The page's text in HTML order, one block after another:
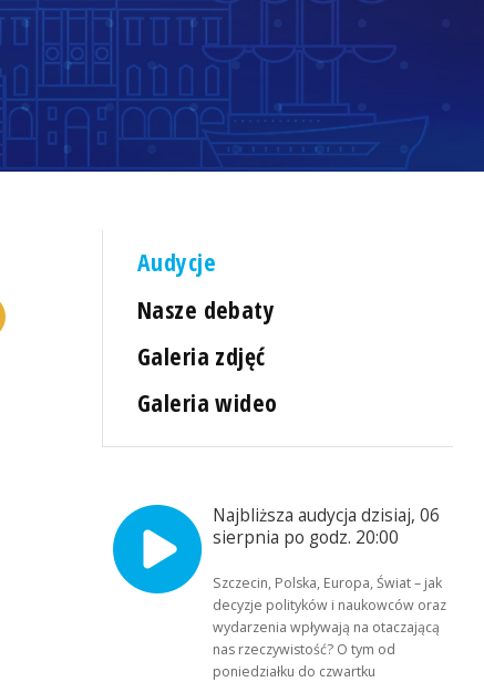
Audycje
Nasze debaty
Galeria zdjęć
Galeria wideo
Najbliższa audycja dzisiaj, 06
sierpnia po godz. 20:00
Szczecin, Polska, Europa, Świat – jak
decyzje polityków i naukowców oraz
wydarzenia wpływają na otaczającą
nas rzeczywistość? O tym od
poniedziałku do czwartku